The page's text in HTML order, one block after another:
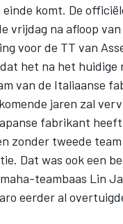
komt. De
vrijdag na afloop
voor de TT van
het na het huidige
van de Italiaanse
jaren zal
fabrikant
zonder tweede
Dat was ook een
teambaas Lin
eerder al